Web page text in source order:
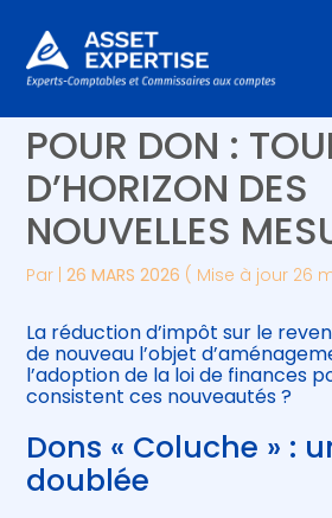
Aller
au
Créer et reprendre une activité
Gérer votre quotidien
Piloter votre entreprise
Développer votre entreprise
Être prêt pour la facturation
électronique
Piloter votre gestion
Suivre votre comptabilité
Gérer vos ressources humaines
RÉDUCTION
POUR DON :
D’HORIZON DES
NOUVELLES
Par |26 MARS 2026 ( Mise à jour 26
La réduction d’impôt sur le
de nouveau l’objet
l’adoption de la loi de finances
consistent ces nouveautés ?
Dons « Coluche » :
doublée